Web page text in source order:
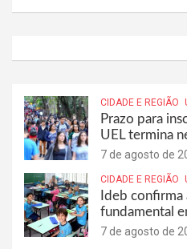
CIDADE E REGIÃO
Prazo para
UEL termina
7 de agosto de
CIDADE E REGIÃO
Ideb confirma
fundamental
7 de agosto de